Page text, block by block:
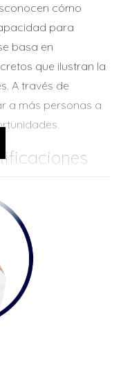
cómo
para
basa en
que ilustran la
A través de
a más personas a
bienes raíces.
están
con
incluyen:
financiera.
hipotecario.
del hogar y
adicional, pero